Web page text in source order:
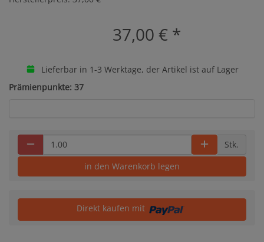
37,00 € *
Lieferbar in 1-3 Werktage, der Artikel ist auf Lager
Prämienpunkte: 37
Stk.
in den Warenkorb legen
Direkt kaufen mit